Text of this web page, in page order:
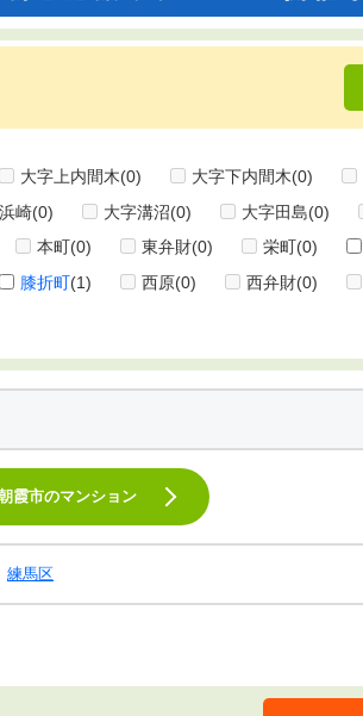
大字上内間木(0) 大字下内間木(0)
崎(0) 大字溝沼(0) 大字田島(0)
本町(0) 東弁財(0) 栄町(0)
膝折町(1) 西原(0) 西弁財(0)
霞市のマンション
練馬区